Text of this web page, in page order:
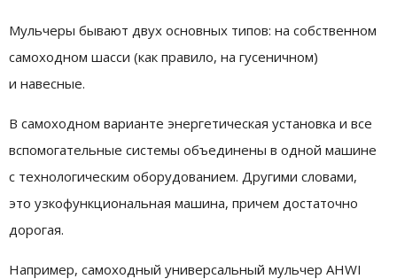
Мульчеры бывают двух основных типов: на собственном
самоходном шасси (как правило, на гусеничном)
и навесные.
В самоходном варианте энергетическая установка и все
вспомогательные системы объединены в одной машине
с технологическим оборудованием. Другими словами,
это узкофункциональная машина, причем достаточно
дорогая.
Например, самоходный универсальный мульчер AHWI